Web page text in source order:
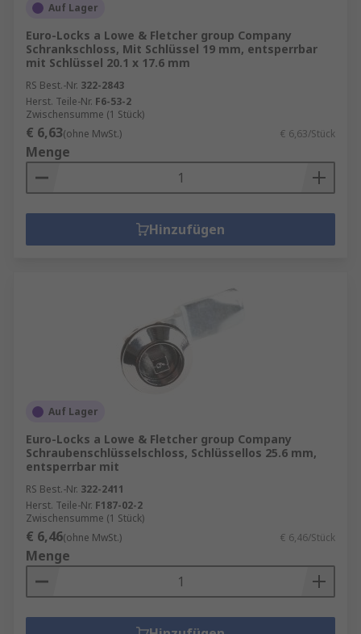
Auf Lager
Euro-Locks a Lowe & Fletcher group Company
Schrankschloss, Mit Schlüssel 19 mm, entsperrbar
mit Schlüssel 20.1 x 17.6 mm
RS Best.-Nr. 322-2843
Herst. Teile-Nr. F6-53-2
Zwischensumme (1 Stück)
€ 6,63(ohne MwSt.) € 6,63/Stück
Menge
Hinzufügen
Auf Lager
Euro-Locks a Lowe & Fletcher group Company
Schraubenschlüsselschloss, Schlüssellos 25.6 mm,
entsperrbar mit
RS Best.-Nr. 322-2411
Herst. Teile-Nr. F187-02-2
Zwischensumme (1 Stück)
€ 6,46(ohne MwSt.) € 6,46/Stück
Menge